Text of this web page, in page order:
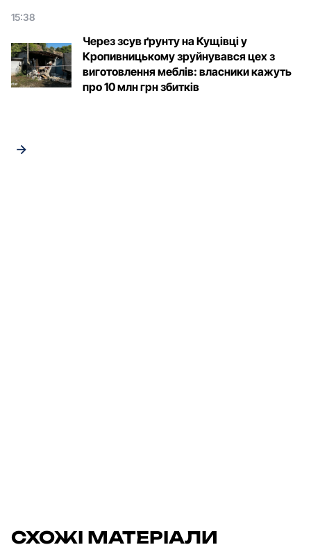
15:38
Через зсув ґрунту на Кущівці у
Кропивницькому зруйнувався цех з
виготовлення меблів: власники кажуть
про 10 млн грн збитків
СХОЖІ МАТЕРІАЛИ